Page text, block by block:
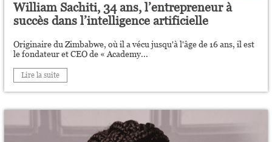
William Sachiti, 34 ans, l’entrepreneur à
succès dans l’intelligence artificielle
Originaire du Zimbabwe, où il a vécu jusqu'à l'âge de 16 ans, il est
le fondateur et CEO de « Academy...
Lire la suite